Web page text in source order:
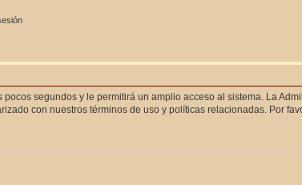
segundos y le permitirá un amplio acceso al sistema. La
con nuestros términos de uso y políticas relacionadas. Por